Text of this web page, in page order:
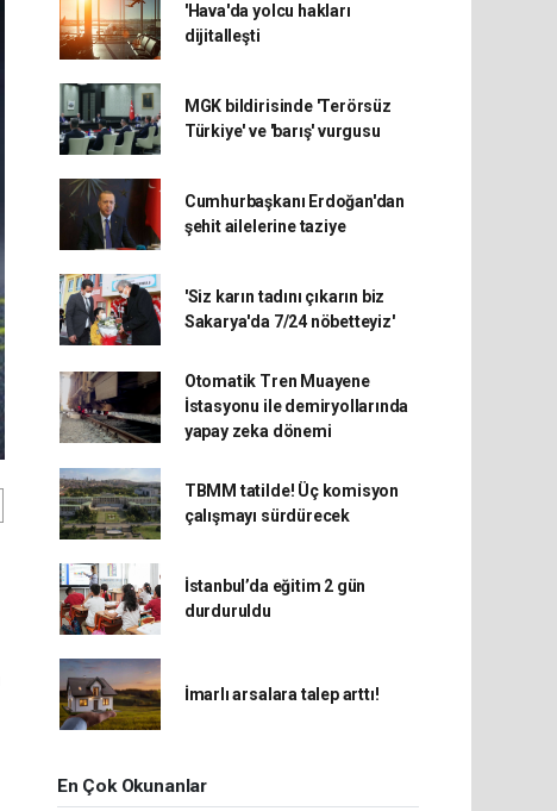
'Hava'da yolcu hakları
dijitalleşti
MGK bildirisinde 'Terörsüz
Türkiye' ve 'barış' vurgusu
Cumhurbaşkanı Erdoğan'dan
şehit ailelerine taziye
'Siz karın tadını çıkarın biz
Sakarya'da 7/24 nöbetteyiz'
Otomatik Tren Muayene
İstasyonu ile demiryollarında
yapay zeka dönemi
TBMM tatilde! Üç komisyon
çalışmayı sürdürecek
İstanbul’da eğitim 2 gün
durduruldu
İmarlı arsalara talep arttı!
En Çok Okunanlar